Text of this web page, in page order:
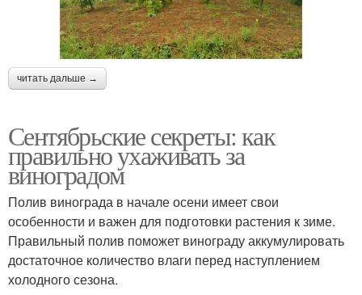
читать дальше →
Сентябрьские секреты: как
правильно ухаживать за
виноградом
Полив винограда в начале осени имеет свои
особенности и важен для подготовки растения к зиме.
Правильный полив поможет винограду аккумулировать
достаточное количество влаги перед наступлением
холодного сезона.